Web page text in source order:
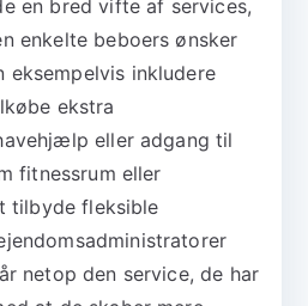
en bred vifte af services,
enkelte beboers ønsker
eksempelvis inkludere
ekstra
eller adgang til
fitnessrum eller
tilbyde fleksible
netop den service, de har